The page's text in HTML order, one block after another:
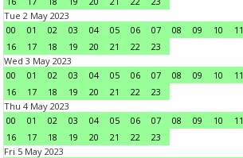
Tue 2 May 2023
00
01 02 03 04 05 06 07 08 09 10 11
16
17 18 19 20 21 22
23
Wed 3 May 2023
00
01 02 03 04 05 06 07 08 09 10 11
16
17 18 19 20 21 22
23
Thu 4 May 2023
00
01 02 03 04 05 06 07 08 09 10 11
16
17 18 19 20 21 22
23
Fri 5 May 2023